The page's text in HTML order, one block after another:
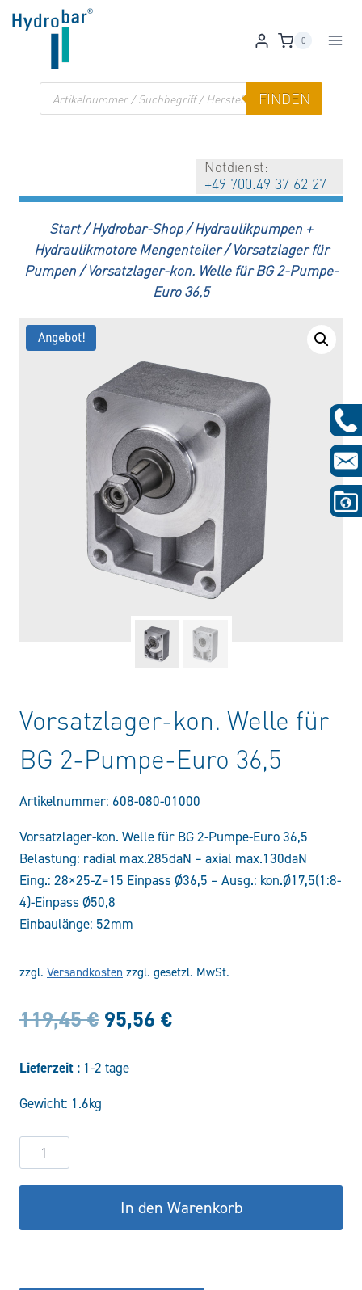
Zum
Inhalt
0
Products
search
FINDEN
Notdienst:
+49 700.49 37 62 27
Start / Hydrobar-Shop / Hydraulikpumpen +
Hydraulikmotore Mengenteiler /Vorsatzlager für
Pumpen /Vorsatzlager-kon. Welle für BG 2-Pumpe-
Euro 36,5
Angebot!
Vorsatzlager-kon. Welle für
BG 2-Pumpe-Euro 36,5
Artikelnummer: 608-080-01000
Vorsatzlager-kon. Welle für BG 2-Pumpe-Euro 36,5
Belastung: radial max.285daN – axial max.130daN
Eing.: 28×25-Z=15 Einpass Ø36,5 – Ausg.: kon.Ø17,5(1:8-
4)-Einpass Ø50,8
Einbaulänge: 52mm
zzgl. Versandkosten zzgl. gesetzl. MwSt.
119,45€ Ursprünglicher
war:
95,56 €Aktueller
Lieferzeit : 1-2 tage
Gewicht: 1.6kg
Vorsatzlager-
kon.
Welle
BG
In den Warenkorb